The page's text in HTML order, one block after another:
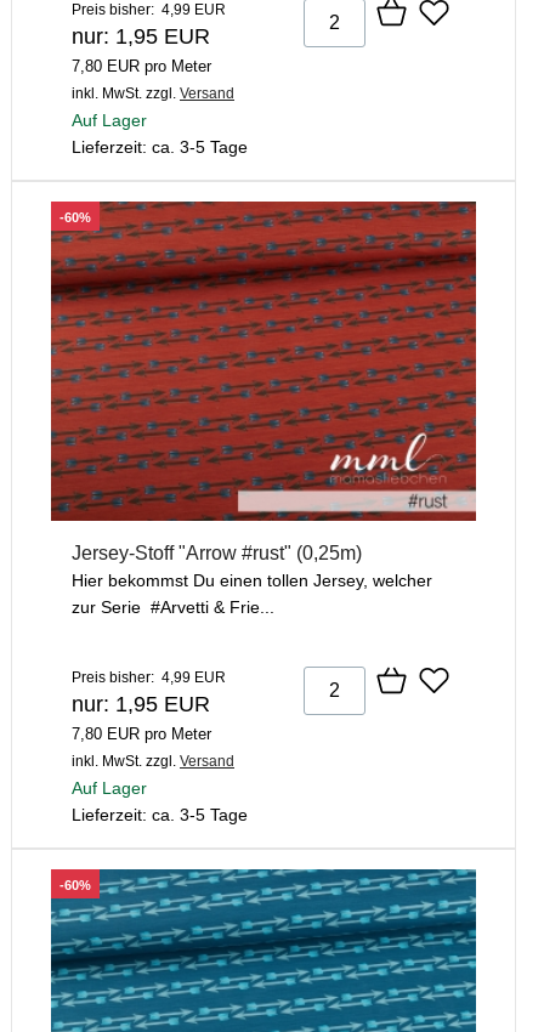
Preis bisher: 4,99 EUR
nur: 1,95 EUR
7,80 EUR pro Meter
inkl. MwSt. zzgl. Versand
Auf Lager
Lieferzeit: ca. 3-5 Tage
-60%
Jersey-Stoff "Arrow #rust" (0,25m)
Hier bekommst Du einen tollen Jersey, welcher
zur Serie #Arvetti & Frie...
Preis bisher: 4,99 EUR
nur: 1,95 EUR
7,80 EUR pro Meter
inkl. MwSt. zzgl. Versand
Auf Lager
Lieferzeit: ca. 3-5 Tage
-60%